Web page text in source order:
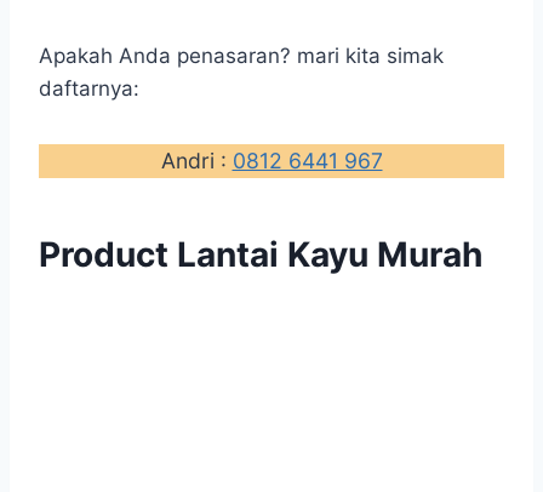
Apakah Anda penasaran? mari kita simak
daftarnya:
Andri : 0812 6441 967
Product Lantai Kayu Murah